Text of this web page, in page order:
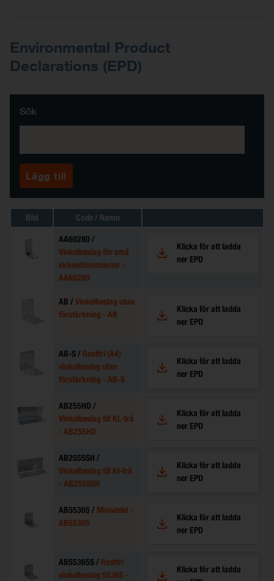
Environmental Product
Declarations (EPD)
Sök
Bild
Code / Namn
AA60280 /
Vinkelbeslag för små
virkesdimensioner -
AA60280
Klicka för att ladda
ner EPD
AB / Vinkelbeslag utan
förstärkning - AB
Klicka för att ladda
ner EPD
AB-S / Rostfri (A4)
vinkelbeslag utan
förstärkning - AB-S
Klicka för att ladda
ner EPD
AB255HD /
Vinkelbeslag till KL-trä
- AB255HD
Klicka för att ladda
ner EPD
AB255SSH /
Vinkelbeslag till Kl-trä
- AB255SSH
Klicka för att ladda
ner EPD
AB55365 / Minivinlel -
AB55365
Klicka för att ladda
ner EPD
AB55365S / Rostfri
vinkelbeslag 55365 -
Klicka för att ladda